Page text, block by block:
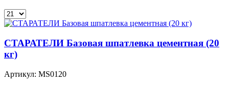
СТАРАТЕЛИ Базовая шпатлевка цементная (20
кг)
Артикул: MS0120